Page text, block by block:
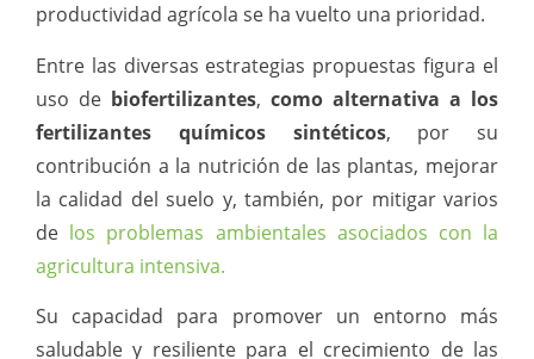
productividad agrícola se ha vuelto una prioridad.
Entre las diversas estrategias propuestas figura el
uso de biofertilizantes, como alternativa a los
fertilizantes químicos sintéticos, por su
contribución a la nutrición de las plantas, mejorar
la calidad del suelo y, también, por mitigar varios
de los problemas ambientales asociados con la
agricultura intensiva.
Su capacidad para promover un entorno más
saludable y resiliente para el crecimiento de las